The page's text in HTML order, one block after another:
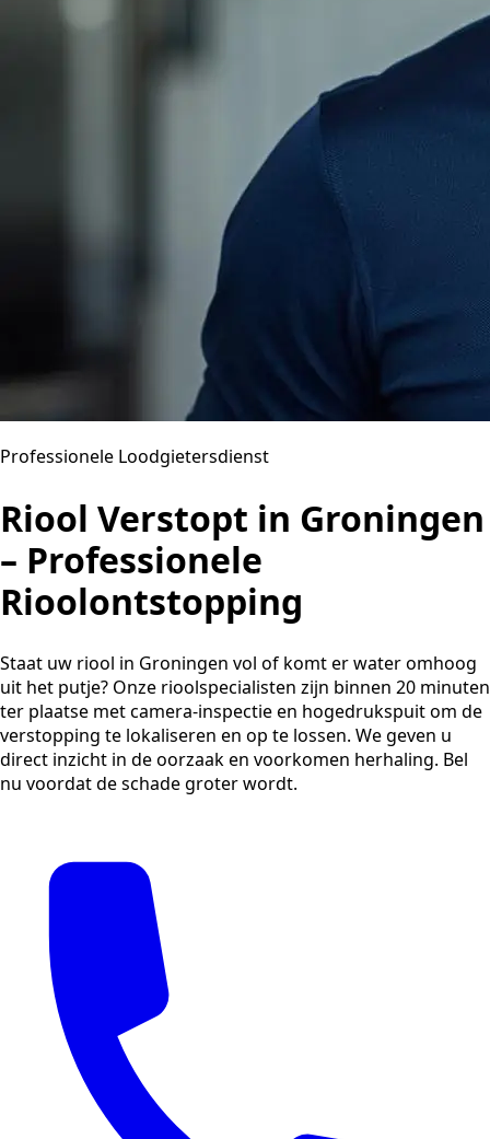
Professionele Loodgietersdienst
Riool Verstopt in Groningen
– Professionele
Rioolontstopping
Staat uw riool in Groningen vol of komt er water omhoog
uit het putje? Onze rioolspecialisten zijn binnen 20 minuten
ter plaatse met camera-inspectie en hogedrukspuit om de
verstopping te lokaliseren en op te lossen. We geven u
direct inzicht in de oorzaak en voorkomen herhaling. Bel
nu voordat de schade groter wordt.